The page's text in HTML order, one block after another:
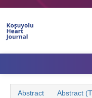
Abstract Abstract